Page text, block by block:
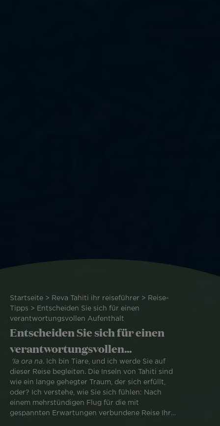
Pfadnavigation
Startseite Reva Tahiti ihr reiseführer
Reise-
Tipps
Entscheiden Sie sich für einen
verantwortungsvollen Aufenthalt
Entscheiden Sie sich für einen
verantwortungsvollen
Aufenthalt
'Ia ora na. Ich bin Tiare, und ich werde Sie auf
dieser Reise begleiten. Die Inseln von Tahiti sind
wie ein lange gehegter Traum, der sich erfüllt,
oder? Ich verstehe, wie Sie sich fühlen: Nach
einem mehrstündigen Flug für die mit
gespannten Erwartungen verbundene Reise Ihres